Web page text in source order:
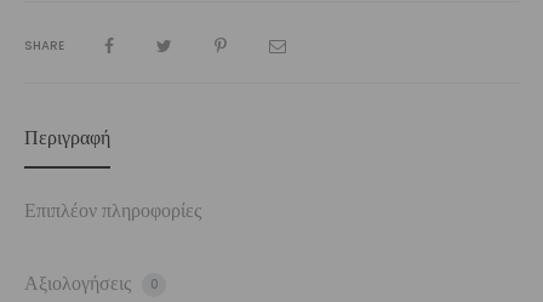
SHARE
Περιγραφή
Επιπλέον πληροφορίες
Αξιολογήσεις 0